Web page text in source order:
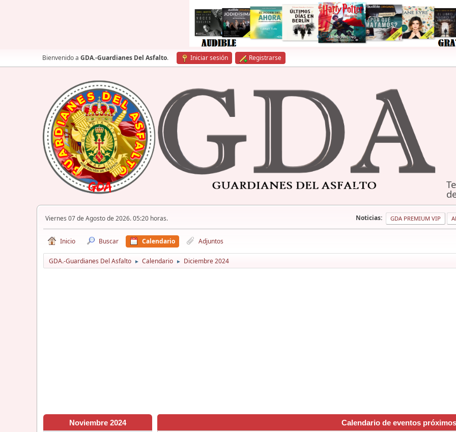
Bienvenido a GDA.-Guardianes Del Asfalto. Iniciar sesión Registrarse
Viernes 07 de Agosto de 2026. 05:20 horas. Noticias: GDA PREMIUM VIP
Inicio Buscar Calendario Adjuntos
GDA.-Guardianes Del Asfalto ► Calendario ► Diciembre 2024
Noviembre 2024 Calendario de eventos próximos